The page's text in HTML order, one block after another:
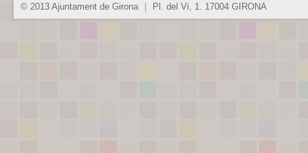
© 2013 Ajuntament de Girona Pl. del Vi, 1. 17004 GIRONA